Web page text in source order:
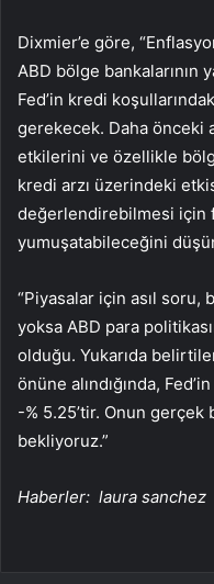
Dixmier’e göre,
ABD bölge bankalarının
Fed’in kredi
gerekecek. Daha önceki
etkilerini ve özellikle
kredi arzı üzerindeki
değerlendirebilmesi için
yumuşatabileceğini
“Piyasalar için asıl soru,
yoksa ABD para
olduğu. Yukarıda
önüne alındığında,
-% 5.25’tir. Onun gerçek
bekliyoruz.”
Haberler: laura sanchez